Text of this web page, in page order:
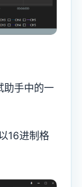
助手中的一
16进制格